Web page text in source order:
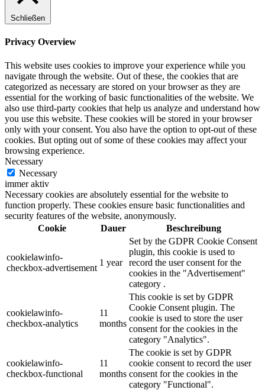
Schließen
Privacy Overview
This website uses cookies to improve your experience while you
navigate through the website. Out of these, the cookies that are
categorized as necessary are stored on your browser as they are
essential for the working of basic functionalities of the website. We
also use third-party cookies that help us analyze and understand how
you use this website. These cookies will be stored in your browser
only with your consent. You also have the option to opt-out of these
cookies. But opting out of some of these cookies may affect your
browsing experience.
Necessary
Necessary
immer aktiv
Necessary cookies are absolutely essential for the website to
function properly. These cookies ensure basic functionalities and
security features of the website, anonymously.
Cookie
Dauer Beschreibung
cookielawinfo-
checkbox-advertisement
1 year
Set by the GDPR Cookie Consent
plugin, this cookie is used to
record the user consent for the
cookies in the "Advertisement"
category .
cookielawinfo-
checkbox-analytics
11
months
This cookie is set by GDPR
Cookie Consent plugin. The
cookie is used to store the user
consent for the cookies in the
category "Analytics".
cookielawinfo-
checkbox-functional
11
months
The cookie is set by GDPR
cookie consent to record the user
consent for the cookies in the
category "Functional".